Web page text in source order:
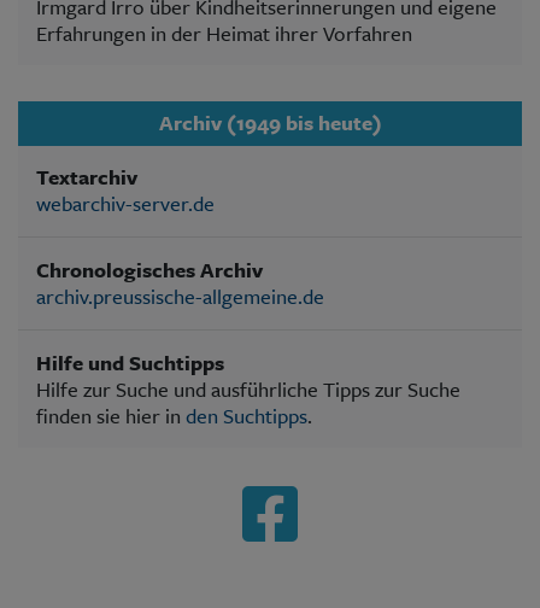
Irmgard Irro über Kindheitserinnerungen und eigene
Erfahrungen in der Heimat ihrer Vorfahren
Archiv (1949 bis heute)
Textarchiv
webarchiv-server.de
Chronologisches Archiv
archiv.preussische-allgemeine.de
Hilfe und Suchtipps
Hilfe zur Suche und ausführliche Tipps zur Suche
finden sie hier in den Suchtipps.